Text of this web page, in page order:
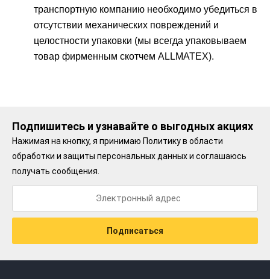
транспортную компанию необходимо убедиться в
отсутствии механических повреждений и
целостности упаковки (мы всегда упаковываем
товар фирменным скотчем ALLMATEX).
Подпишитесь и узнавайте о выгодных акциях
Нажимая на кнопку, я принимаю Политику в области
обработки и защиты персональных данныхи соглашаюсь
получать сообщения.
Подписаться